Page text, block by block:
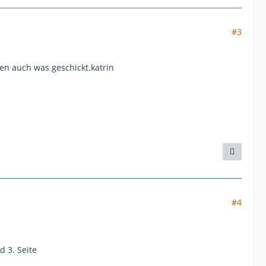
#3
auch was geschickt.katrin
#4
3. Seite